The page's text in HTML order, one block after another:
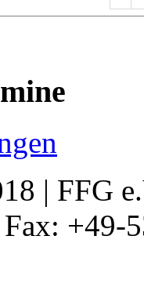
| FFG
+49-